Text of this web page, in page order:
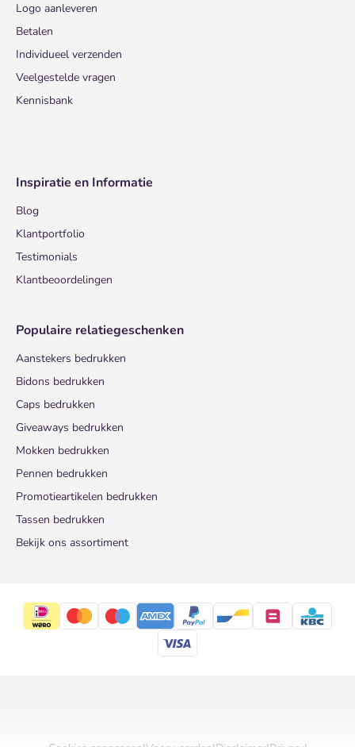
Logo aanleveren
Betalen
Individueel verzenden
Veelgestelde vragen
Kennisbank
Inspiratie en Informatie
Blog
Klantportfolio
Testimonials
Klantbeoordelingen
Populaire relatiegeschenken
Aanstekers bedrukken
Bidons bedrukken
Caps bedrukken
Giveaways bedrukken
Mokken bedrukken
Pennen bedrukken
Promotieartikelen bedrukken
Tassen bedrukken
Bekijk ons assortiment